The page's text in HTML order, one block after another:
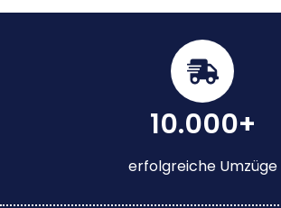
10.000+
erfolgreiche Umzüge